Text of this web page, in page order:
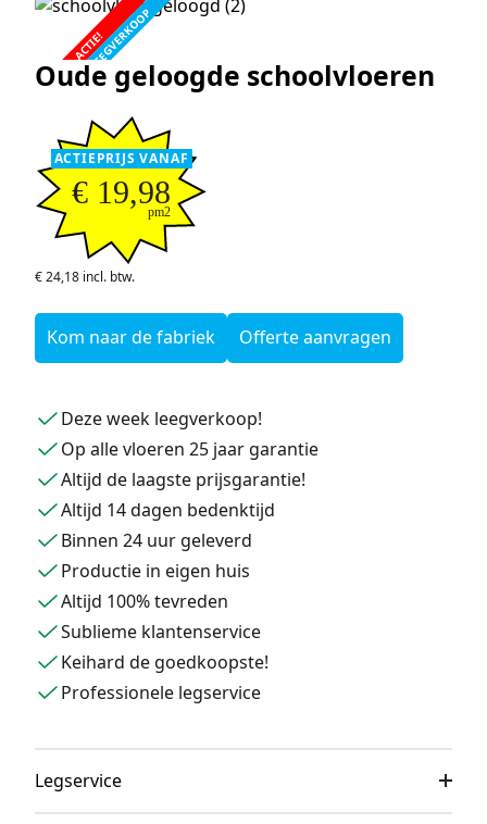
ACTIE!
FABRIEKSLEEGVERKOOP
Oude geloogde schoolvloeren
ACTIEPRIJS VANAF
€ 19,98
pm2
€ 24,18 incl. btw.
Kom naar de fabriek Offerte aanvragen
Deze week leegverkoop!
Op alle vloeren 25 jaar garantie
Altijd de laagste prijsgarantie!
Altijd 14 dagen bedenktijd
Binnen 24 uur geleverd
Productie in eigen huis
Altijd 100% tevreden
Sublieme klantenservice
Keihard de goedkoopste!
Professionele legservice
Legservice